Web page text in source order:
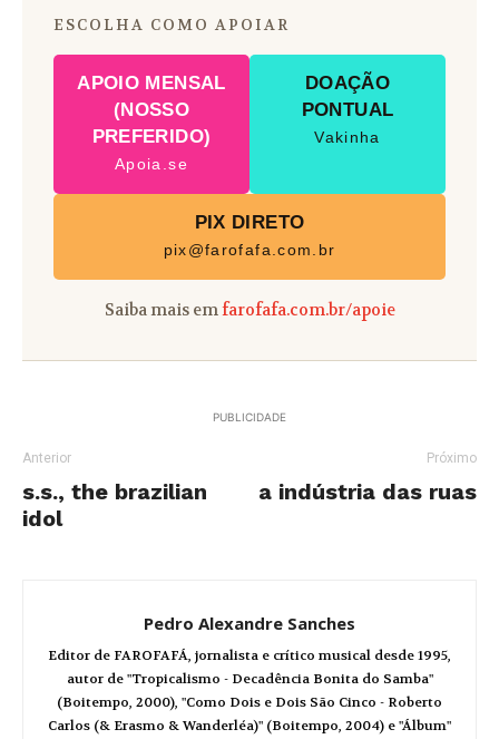
ESCOLHA COMO APOIAR
APOIO MENSAL
(NOSSO
PREFERIDO)
Apoia.se
DOAÇÃO
PONTUAL
Vakinha
PIX DIRETO
pix@farofafa.com.br
Saiba mais emfarofafa.com.br/apoie
PUBLICIDADE
Anterior
s.s., the brazilian
idol
Próximo
a indústria das ruas
Pedro Alexandre Sanches
Editor de FAROFAFÁ, jornalista e crítico musical desde 1995,
autor de "Tropicalismo - Decadência Bonita do Samba"
(Boitempo, 2000), "Como Dois e Dois São Cinco - Roberto
Carlos (& Erasmo & Wanderléa)" (Boitempo, 2004) e "Álbum"